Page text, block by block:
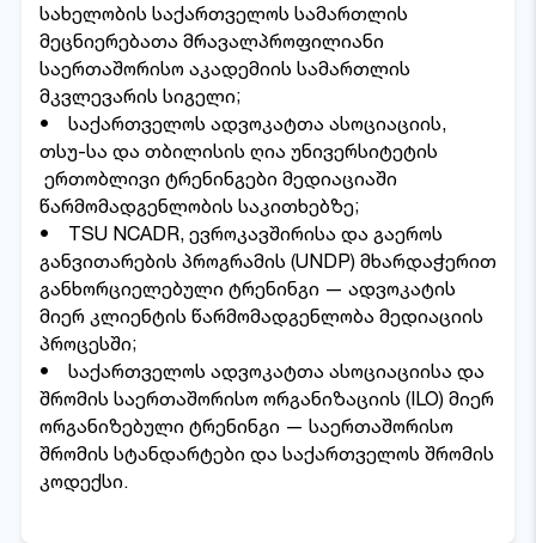
სახელობის საქართველოს სამართლის
მეცნიერებათა მრავალპროფილიანი
საერთაშორისო აკადემიის სამართლის
მკვლევარის სიგელი;
• საქართველოს ადვოკატთა ასოციაციის,
თსუ-სა და თბილისის ღია უნივერსიტეტის
ერთობლივი ტრენინგები მედიაციაში
წარმომადგენლობის საკითხებზე;
• TSU NCADR, ევროკავშირისა და გაეროს
განვითარების პროგრამის (UNDP) მხარდაჭერით
განხორციელებული ტრენინგი — ადვოკატის
მიერ კლიენტის წარმომადგენლობა მედიაციის
პროცესში;
• საქართველოს ადვოკატთა ასოციაციისა და
შრომის საერთაშორისო ორგანიზაციის (ILO) მიერ
ორგანიზებული ტრენინგი — საერთაშორისო
შრომის სტანდარტები და საქართველოს შრომის
კოდექსი.